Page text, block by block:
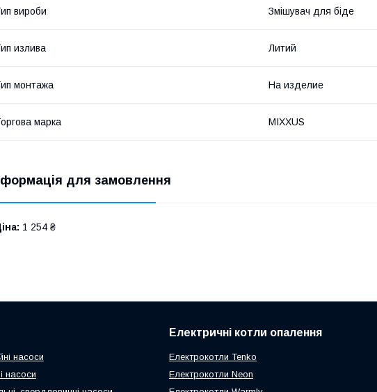
вироби Змішувач для біде
излива Литий
монтажа На изделие
марка MIXXUS
для замовлення
1 254 ₴
насоси
насоси
Електричні котли опалення
Електрокотли Tenko
Електрокотли Neon